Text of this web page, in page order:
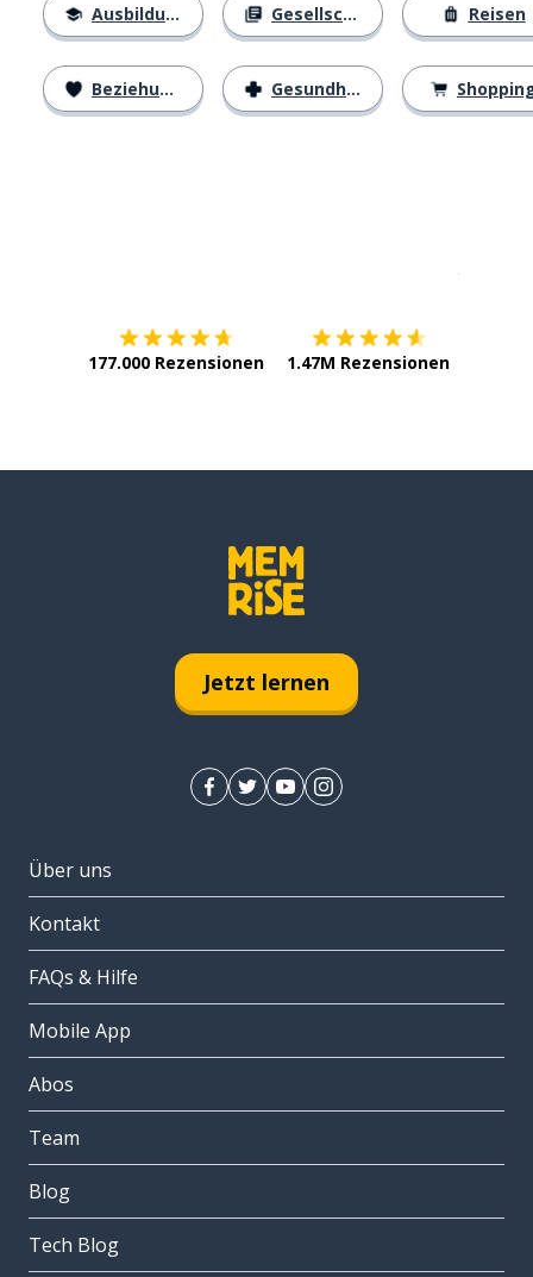
Ausbildung
Beziehungen
Gesellschaft
Gesundheit
Reisen
177.000 Rezensionen 1.47M Rezensionen
Jetzt lernen
Über uns
Kontakt
FAQs & Hilfe
Mobile App
Abos
Team
Blog
Tech Blog